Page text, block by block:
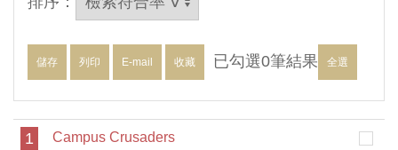
儲存 列印 E-mail 收藏 已勾選0筆結果 全選
1 Campus Crusaders